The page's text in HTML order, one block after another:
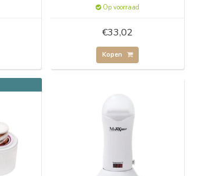
Op voorraad
€33,02
Kopen